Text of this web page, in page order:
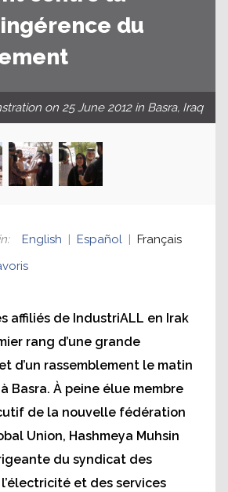
du
on 25 June 2012 in Basra, Iraq
: English Español Français
affiliés de IndustriALL en Irak
rang d’une grande
d’un rassemblement le matin
Basra. À peine élue membre
de la nouvelle fédération
Union, Hashmeya Muhsin
du syndicat des
et des services